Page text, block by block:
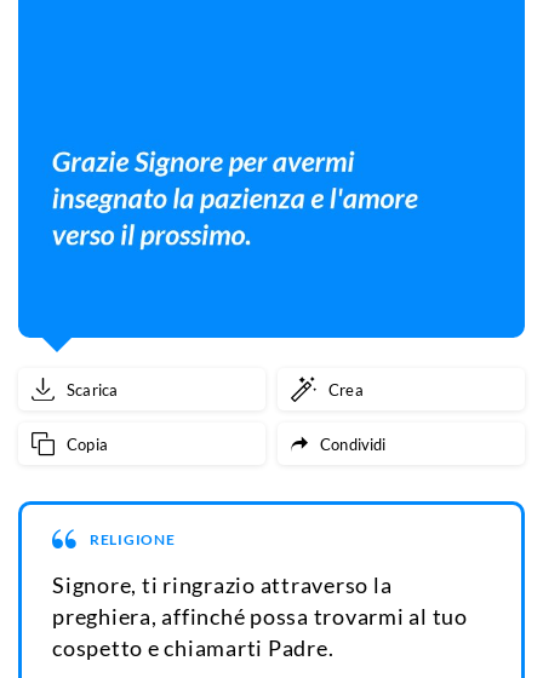
Scarica Crea
Copia Condividi
RELIGIONE
Signore, ti ringrazio attraverso la
preghiera, affinché possa trovarmi al tuo
cospetto e chiamarti Padre.